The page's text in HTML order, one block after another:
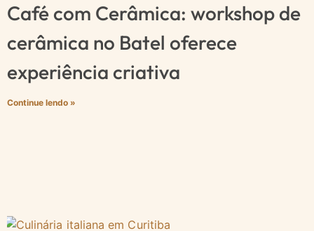
Café com Cerâmica: workshop de
cerâmica no Batel oferece
experiência criativa
Continue lendo »